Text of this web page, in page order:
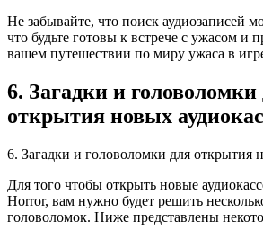
Не забывайте, что поиск аудиозаписей
что будьте готовы к встрече с ужасом и
вашем путешествии по миру ужаса в
6. Загадки и головоломки
открытия новых
6. Загадки и головоломки для открытия
Для того чтобы открыть новые
Horror, вам нужно будет решить
головоломок. Ниже представлены